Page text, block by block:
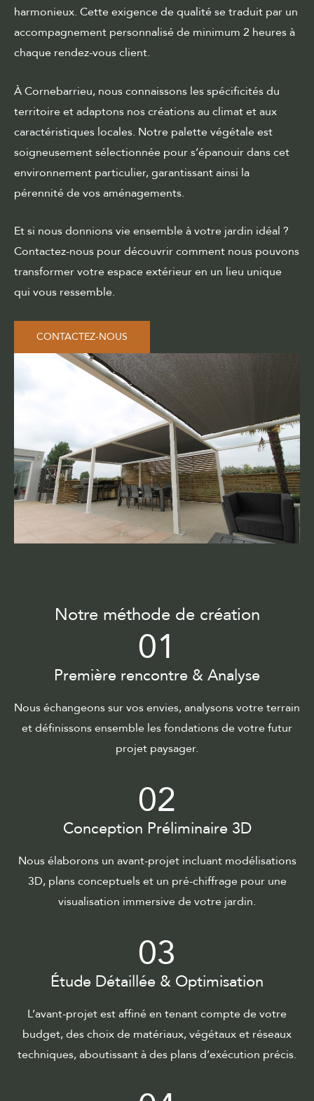
harmonieux. Cette exigence de qualité se traduit par un
accompagnement personnalisé de minimum 2 heures à
chaque rendez-vous client.
À Cornebarrieu, nous connaissons les spécificités du
territoire et adaptons nos créations au climat et aux
caractéristiques locales. Notre palette végétale est
soigneusement sélectionnée pour s’épanouir dans cet
environnement particulier, garantissant ainsi la
pérennité de vos aménagements.
Et si nous donnions vie ensemble à votre jardin idéal ?
Contactez-nous pour découvrir comment nous pouvons
transformer votre espace extérieur en un lieu unique
qui vous ressemble.
CONTACTEZ-NOUS
Notre méthode de création
01
Première rencontre & Analyse
Nous échangeons sur vos envies, analysons votre terrain
et définissons ensemble les fondations de votre futur
projet paysager.
02
Conception Préliminaire 3D
Nous élaborons un avant-projet incluant modélisations
3D, plans conceptuels et un pré-chiffrage pour une
visualisation immersive de votre jardin.
03
Étude Détaillée & Optimisation
L’avant-projet est affiné en tenant compte de votre
budget, des choix de matériaux, végétaux et réseaux
techniques, aboutissant à des plans d’exécution précis.